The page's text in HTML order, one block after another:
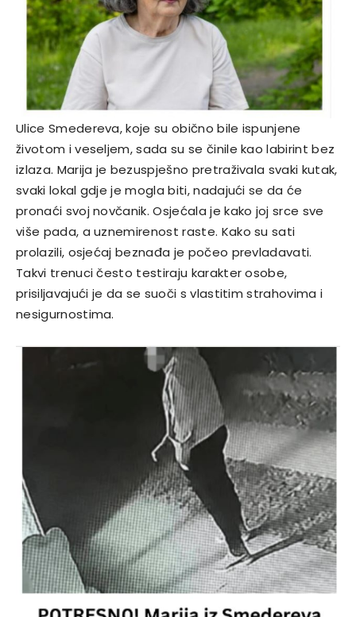
Ulice Smedereva, koje su obično bile ispunjene
životom i veseljem, sada su se činile kao labirint bez
izlaza. Marija je bezuspješno pretraživala svaki kutak,
svaki lokal gdje je mogla biti, nadajući se da će
pronaći svoj novčanik. Osjećala je kako joj srce sve
više pada, a uznemirenost raste. Kako su sati
prolazili, osjećaj beznađa je počeo prevladavati.
Takvi trenuci često testiraju karakter osobe,
prisiljavajući je da se suoči s vlastitim strahovima i
nesigurnostima.